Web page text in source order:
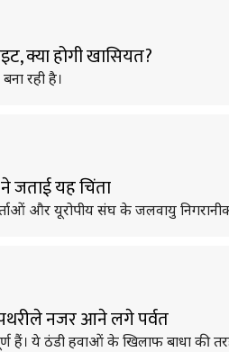
क्या होगी खासियत?
रही है।
जताई यह चिंता
और यूरोपीय संघ के जलवायु
नजर आने लगे पर्वत
हैं। ये ठंडी हवाओं के खिलाफ बाधा की